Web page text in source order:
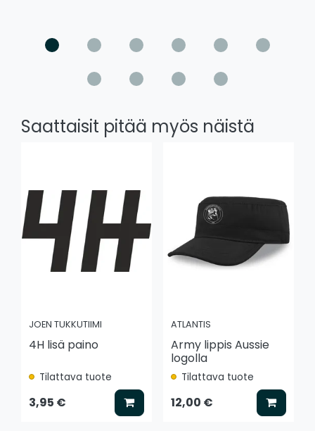
Saattaisit pitää myös näistä
JOEN TUKKUTIIMI
4H lisä paino
Tilattava tuote
3,95 € Lisää koriin
ATLANTIS
Army lippis Aussie
logolla
Tilattava tuote
12,00 € Lisää